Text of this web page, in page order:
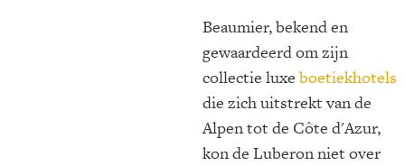
Beaumier, bekend en
gewaardeerd om zijn
collectie luxe boetiekhotels
die zich uitstrekt van de
Alpen tot de Côte d'Azur,
kon de Luberon niet over